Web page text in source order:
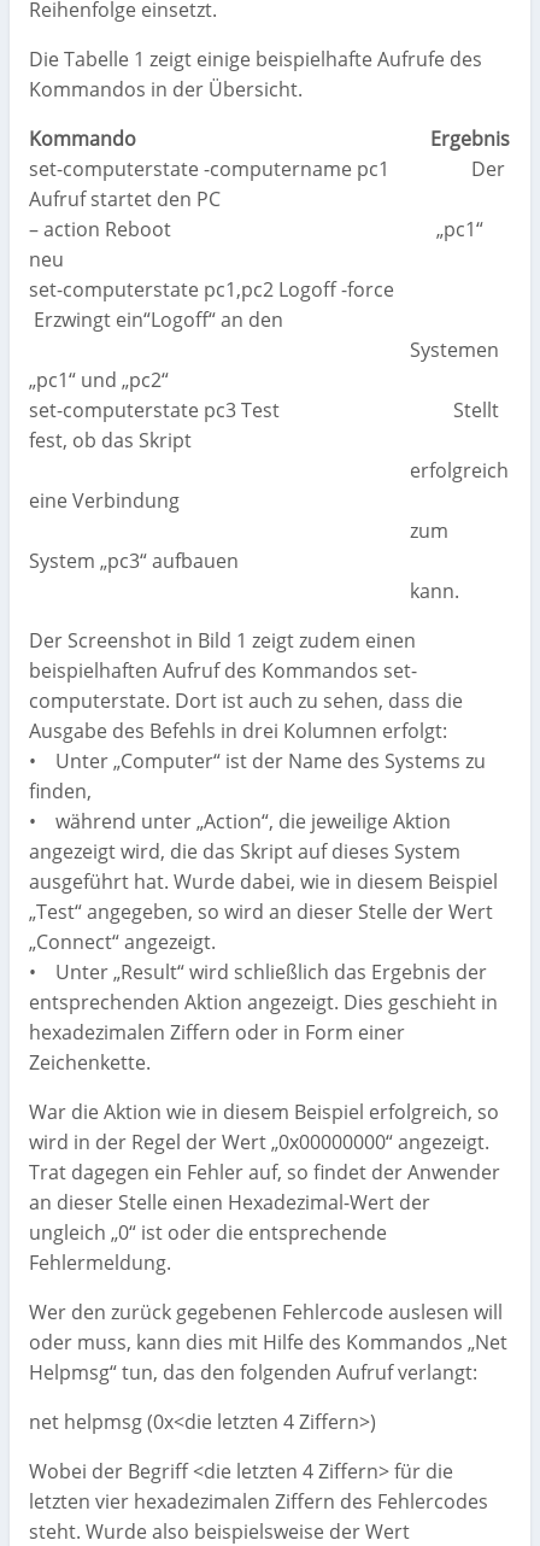
Reihenfolge einsetzt.
Die Tabelle 1 zeigt einige beispielhafte Aufrufe des
Kommandos in der Übersicht.
Kommando Ergebnis
set-computerstate -computername pc1 Der
Aufruf startet den PC
– action Reboot „pc1“
neu
set-computerstate pc1,pc2 Logoff -force
Erzwingt ein“Logoff“ an den
Systemen
„pc1“ und „pc2“
set-computerstate pc3 Test Stellt
fest, ob das Skript
erfolgreich
eine Verbindung
zum
System „pc3“ aufbauen
kann.
Der Screenshot in Bild 1 zeigt zudem einen
beispielhaften Aufruf des Kommandos set-
computerstate. Dort ist auch zu sehen, dass die
Ausgabe des Befehls in drei Kolumnen erfolgt:
• Unter „Computer“ ist der Name des Systems zu
finden,
• während unter „Action“, die jeweilige Aktion
angezeigt wird, die das Skript auf dieses System
ausgeführt hat. Wurde dabei, wie in diesem Beispiel
„Test“ angegeben, so wird an dieser Stelle der Wert
„Connect“ angezeigt.
• Unter „Result“ wird schließlich das Ergebnis der
entsprechenden Aktion angezeigt. Dies geschieht in
hexadezimalen Ziffern oder in Form einer
Zeichenkette.
War die Aktion wie in diesem Beispiel erfolgreich, so
wird in der Regel der Wert „0x00000000“ angezeigt.
Trat dagegen ein Fehler auf, so findet der Anwender
an dieser Stelle einen Hexadezimal-Wert der
ungleich „0“ ist oder die entsprechende
Fehlermeldung.
Wer den zurück gegebenen Fehlercode auslesen will
oder muss, kann dies mit Hilfe des Kommandos „Net
Helpmsg“ tun, das den folgenden Aufruf verlangt:
net helpmsg (0x<die letzten 4 Ziffern>)
Wobei der Begriff <die letzten 4 Ziffern> für die
letzten vier hexadezimalen Ziffern des Fehlercodes
steht. Wurde also beispielsweise der Wert